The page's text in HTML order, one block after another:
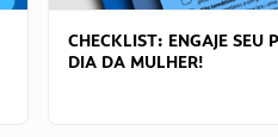
CHECKLIST: ENGAJE SEU
DIA DA MULHER!